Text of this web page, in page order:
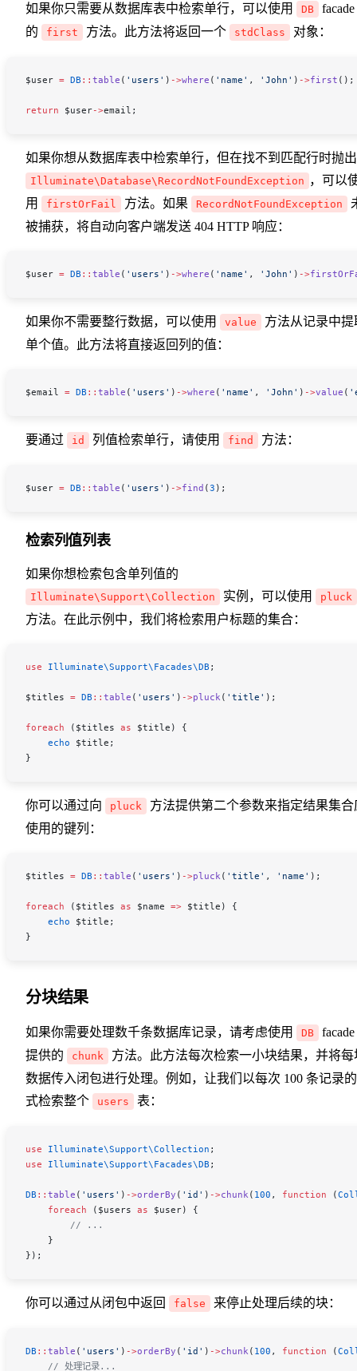
如果你只需要从数据库表中检索单行，可以使用 DB
facade
的
first 方法。此方法将返回一个 stdClass 对象：
$user = DB :: table ( 'users' ) ->where ( 'name' , 'John' ) ->first ();
return $user->email ;
如果你想从数据库表中检索单行，但在找不到匹配行时抛出
Illuminate\Database\RecordNotFoundException ，可以
用
firstOrFail 方法。如果 RecordNotFoundException
被捕获，将自动向客户端发送 404 HTTP 响应：
$user = DB :: table ( 'users' ) ->where ( 'name' , 'John' ) ->
如果你不需要整行数据，可以使用 value
方法从记录中提
单个值。此方法将直接返回列的值：
$email = DB :: table ( 'users' ) ->where ( 'name' , 'John' ) ->value (
要通过 id 列值检索单行，请使用 find 方法：
$user = DB :: table ( 'users' ) ->find (3 );
检索列值列表
如果你想检索包含单列值的
Illuminate\Support\Collection 实例，可以使用 pluck
方法。在此示例中，我们将检索用户标题的集合：
use Illuminate\Support\Facades\DB ;
$titles = DB :: table ( 'users' ) ->pluck ( 'title' );
foreach ( $titles as $title ) {
    echo
$title ;
}
你可以通过向 pluck
方法提供第二个参数来指定结果集合
使用的键列：
$titles = DB :: table ( 'users' ) ->pluck ( 'title' , 'name' );
foreach ( $titles as $name => $title ) {
    echo
$title ;
}
分块结果
如果你需要处理数千条数据库记录，请考虑使用 DB
facade
提供的
chunk
方法。此方法每次检索一小块结果，并将每
数据传入闭包进行处理。例如，让我们以每次 100 条记录
式检索整个
users 表：
use Illuminate\Support\Collection ;
use Illuminate\Support\Facades\DB ;
DB :: table ( 'users' ) ->orderBy ( 'id' ) ->chunk ( 100 , function (
    foreach
( $users as $user) {
        // ...
    }
});
你可以通过从闭包中返回 false 来停止处理后续的块：
DB :: table ( 'users' ) ->orderBy ( 'id' ) ->chunk ( 100 , function (
    // 处理记录...